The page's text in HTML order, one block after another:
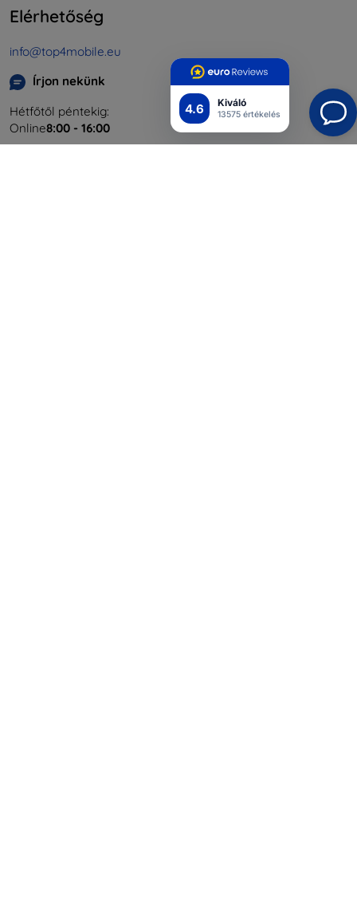
4.6 Kiváló
13575 értékelés
Elérhetőség
info@top4mobile.eu
Írjon nekünk
Hétfőtől péntekig:
Online8:00 - 16:00